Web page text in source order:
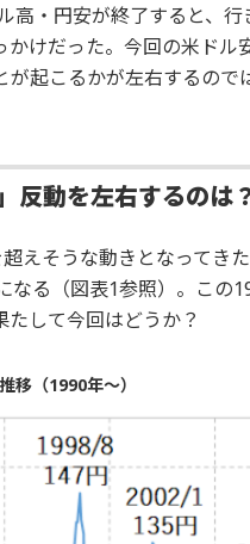
高・円安が終了すると、
かけだった。今回の米ド
起こるかが左右するので
反動を左右するのは
えそうな動きとなってき
なる（図表1参照）。この
して今回はどうか？
移（1990年～）